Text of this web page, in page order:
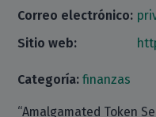
Correo electrónico:
Sitio web:
Categoría: finanzas
“Amalgamated Token